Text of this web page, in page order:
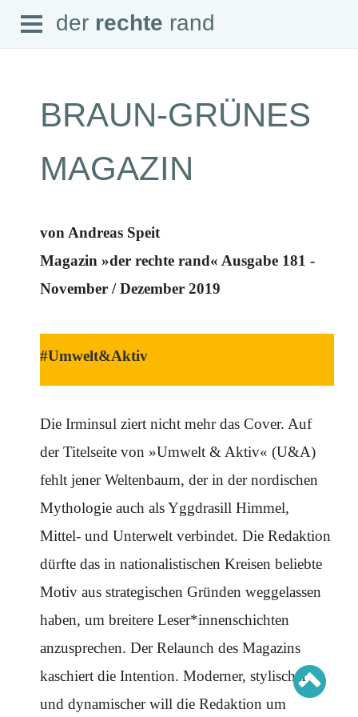
der rechte rand
SEITEN
Home
Audio
Downloads
Datenschutz
Schwerpunkte Übersicht
Schwerpunkt AFD-Verbot
Schwerpunkt »Reichsbürger«
Schwerpunkt NPD
Ausgabe 221
Ausgabe 220
Ausgabe 219
Ausgabe 217
Open
Menu
der rechte rand
BRAUN-GRÜNES
MAGAZIN
von Andreas Speit
Magazin »der rechte rand« Ausgabe 181 -
November / Dezember 2019
#Umwelt&Aktiv
Die Irminsul ziert nicht mehr das Cover. Auf
der Titelseite von »Umwelt & Aktiv« (U&A)
fehlt jener Weltenbaum, der in der nordischen
Mythologie auch als Yggdrasill Himmel,
Mittel- und Unterwelt verbindet. Die Redaktion
dürfte das in nationalistischen Kreisen beliebte
Motiv aus strategischen Gründen weggelassen
haben, um breitere Leser*innenschichten
anzusprechen. Der Relaunch des Magazins
kaschiert die Intention. Moderner, stylischer
und dynamischer will die Redaktion um